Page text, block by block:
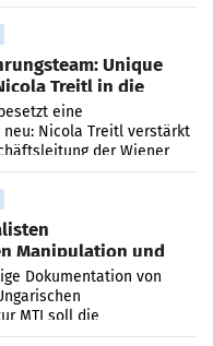
Unique
Treitl in die
eine
Nicola Treitl verstärkt
der Wiener
Seite von Josef Kalina und
Manipulation und
Dokumentation von
MTI soll die
Manipulation und